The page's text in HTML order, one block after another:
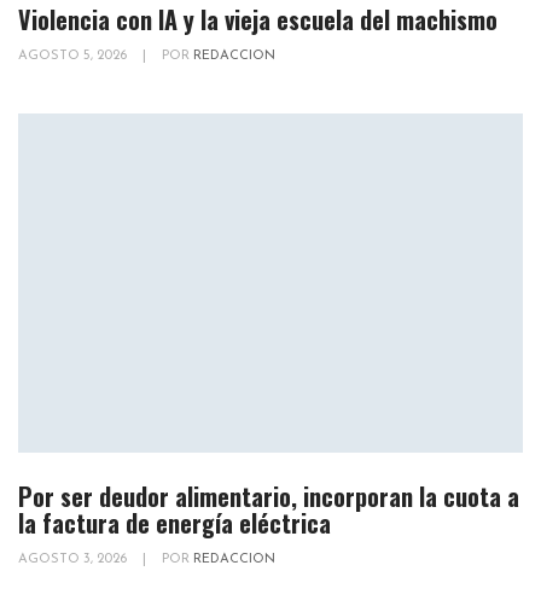
Violencia con IA y la vieja escuela del machismo
AGOSTO 5, 2026 POR REDACCION
Por ser deudor alimentario, incorporan la cuota a
la factura de energía eléctrica
AGOSTO 3, 2026 POR REDACCION